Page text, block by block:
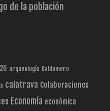
de la población
arqueología Baldomero
calatrava Colaboraciones
Economía económica